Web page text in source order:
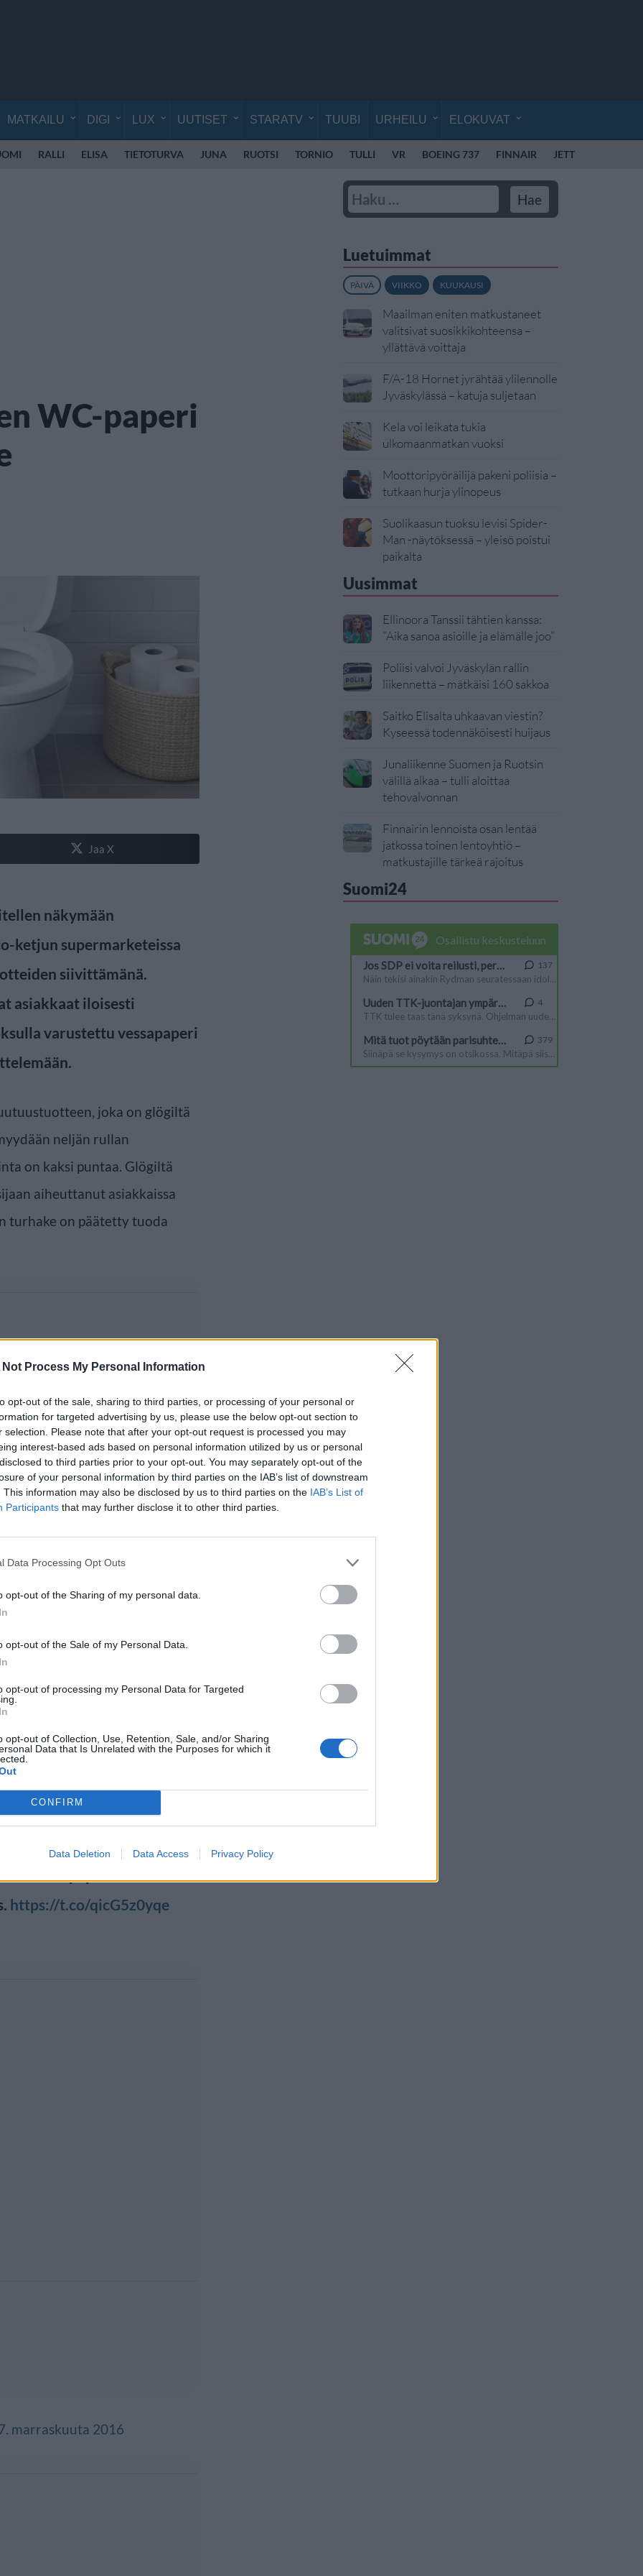
Not Process My Personal Information
opt-out of the sale, sharing to third parties, or processing of your personal or
for targeted advertising by us, please use the below opt-out section to
selection. Please note that after your opt-out request is processed you may
interest-based ads based on personal information utilized by us or personal
to third parties prior to your opt-out. You may separately opt-out of the
of your personal information by third parties on the IAB’s list of downstream
This information may also be disclosed by us to third parties on the IAB’s List of
Participants that may further disclose it to other third parties.
Data Processing Opt Outs
opt-out of the Sharing of my personal data.
opt-out of the Sale of my Personal Data.
opt-out of processing my Personal Data for Targeted
opt-out of Collection, Use, Retention, Sale, and/or Sharing
Data that Is Unrelated with the Purposes for which it
CONFIRM
Data Deletion Data Access Privacy Policy
MATKAILU DIGI LUX UUTISET STARATV TUUBI URHEILU ELOKUVAT
RALLI ELISA TIETOTURVA JUNA RUOTSI TORNIO TULLI VR BOEING 737 FINNAIR JETTIME
WC-paperi
Jaa X
näkymään
ketjun supermarketeissa
siivittämänä.
asiakkaat iloisesti
varustettu vessapaperi
joka on glögiltä
neljän rullan
on kaksi puntaa. Glögiltä
aiheuttanut asiakkaissa
turhake on päätetty tuoda
keskustelua vessapaperista,
mukaan olevan myös
Glögin tuoksusta
sitruunaa ja kanelia.
toilet paper and the
https://t.co/qicG5z0yqe
marraskuuta 2016
Luetuimmat
PÄIVÄ VIIKKO KUUKAUSI
Maailman eniten matkustaneet
valitsivat suosikkikohteensa –
yllättävä voittaja
F/A-18 Hornet jyrähtää ylilennolle
Jyväskylässä – katuja suljetaan
Kela voi leikata tukia
ulkomaanmatkan vuoksi
Moottoripyöräilijä pakeni poliisia –
tutkaan hurja ylinopeus
Suolikaasun tuoksu levisi Spider-
Man -näytöksessä – yleisö poistui
paikalta
Uusimmat
Ellinoora Tanssii tähtien kanssa:
”Aika sanoa asioille ja elämälle joo”
Poliisi valvoi Jyväskylän rallin
liikennettä – mätkäisi 160 sakkoa
Saitko Elisalta uhkaavan viestin?
Kyseessä todennäköisesti huijaus
Junaliikenne Suomen ja Ruotsin
välillä alkaa – tulli aloittaa
tehovalvonnan
Finnairin lennoista osan lentää
jatkossa toinen lentoyhtiö –
matkustajille tärkeä rajoitus
Suomi24